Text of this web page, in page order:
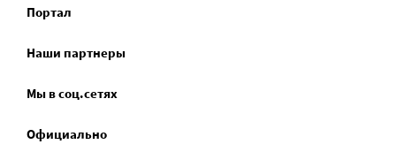
Портал
Наши партнеры
Мы в соц.сетях
Официально